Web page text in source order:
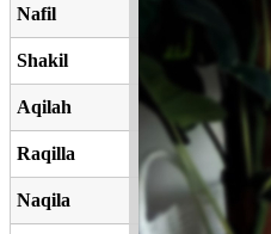
Nafil
Shakil
Aqilah
Raqilla
Naqila